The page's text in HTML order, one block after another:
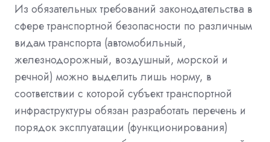
Из обязательных требований законодательства в
сфере транспортной безопасности по различным
видам транспорта (автомобильный,
железнодорожный, воздушный, морской и
речной) можно выделить лишь норму, в
соответствии с которой субъект транспортной
инфраструктуры обязан разработать перечень и
порядок эксплуатации (функционирования)